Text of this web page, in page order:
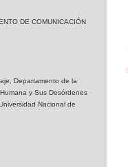
DE COMUNICACIÓN
Departamento de la
y Sus Desórdenes
Nacional de